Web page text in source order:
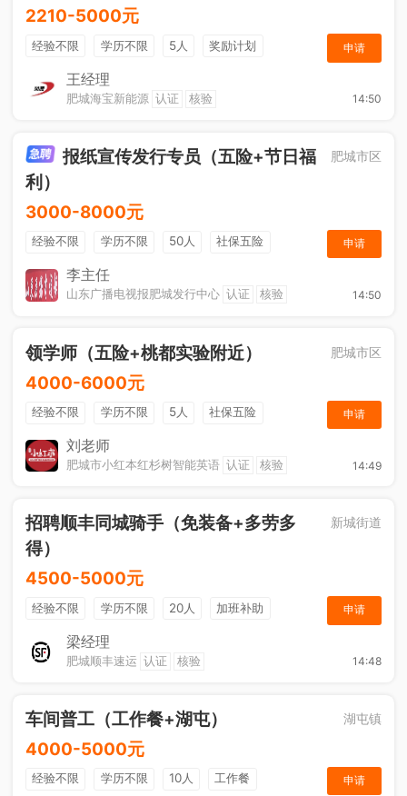
2210-5000元
经验不限 学历不限 5人
奖励计划
销售奖金
社保五险
申请
王经理
肥城海宝新能源 认证 核验 14:50
报纸宣传发行专员（五险+节日福
利）
肥城市区
3000-8000元
经验不限 学历不限 50人
社保五险
节日福利
销售奖金
申请
李主任
山东广播电视报肥城发行中心 认证 核验 14:50
领学师（五险+桃都实验附近） 肥城市区
4000-6000元
经验不限 学历不限 5人
社保五险
奖励计划
休假制度
申请
刘老师
肥城市小红本红杉树智能英语 认证 核验 14:49
招聘顺丰同城骑手（免装备+多劳多
得）
新城街道
4500-5000元
经验不限 学历不限 20人
加班补助
综合补贴
奖励计划
申请
梁经理
肥城顺丰速运 认证 核验 14:48
车间普工（工作餐+湖屯） 湖屯镇
4000-5000元
经验不限 学历不限 10人 工作餐 申请